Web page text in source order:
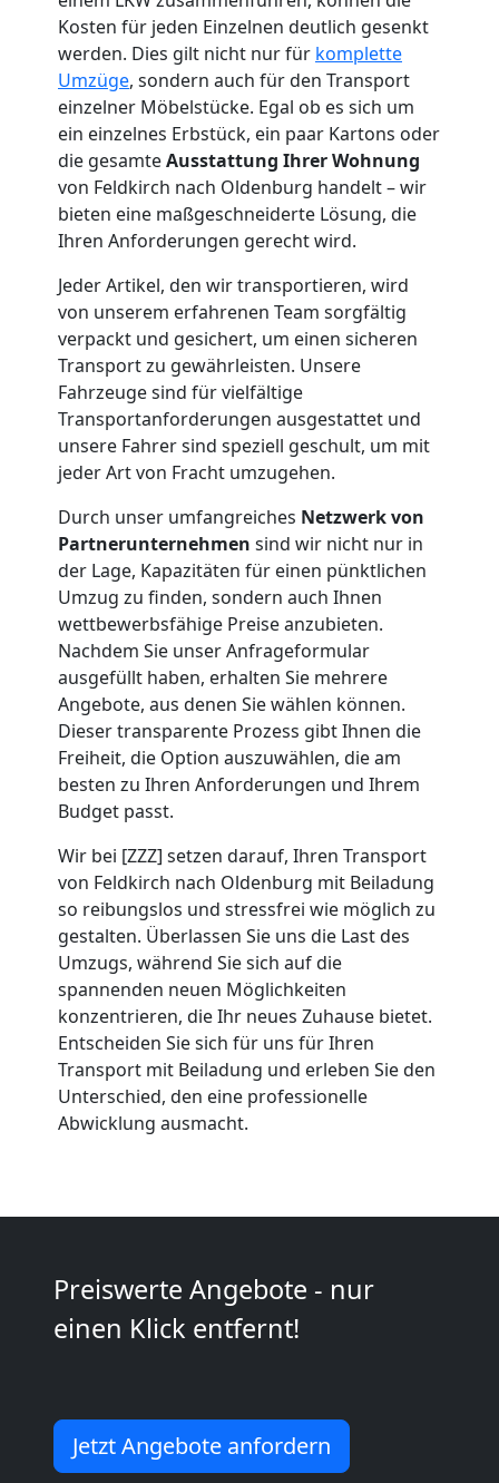
Kosten für jeden Einzelnen deutlich gesenkt
werden. Dies gilt nicht nur für komplette
Umzüge, sondern auch für den Transport
einzelner Möbelstücke. Egal ob es sich um
ein einzelnes Erbstück, ein paar Kartons oder
die gesamteAusstattung Ihrer Wohnung
von Feldkirch nach Oldenburg handelt – wir
bieten eine maßgeschneiderte Lösung, die
Ihren Anforderungen gerecht wird.
Jeder Artikel, den wir transportieren, wird
von unserem erfahrenen Team sorgfältig
verpackt und gesichert, um einen sicheren
Transport zu gewährleisten. Unsere
Fahrzeuge sind für vielfältige
Transportanforderungen ausgestattet und
unsere Fahrer sind speziell geschult, um mit
jeder Art von Fracht umzugehen.
Durch unser umfangreiches Netzwerk von
Partnerunternehmen sind wir nicht nur in
der Lage, Kapazitäten für einen pünktlichen
Umzug zu finden, sondern auch Ihnen
wettbewerbsfähige Preise anzubieten.
Nachdem Sie unser Anfrageformular
ausgefüllt haben, erhalten Sie mehrere
Angebote, aus denen Sie wählen können.
Dieser transparente Prozess gibt Ihnen die
Freiheit, die Option auszuwählen, die am
besten zu Ihren Anforderungen und Ihrem
Budget passt.
Wir bei [ZZZ] setzen darauf, Ihren Transport
von Feldkirch nach Oldenburg mit Beiladung
so reibungslos und stressfrei wie möglich zu
gestalten. Überlassen Sie uns die Last des
Umzugs, während Sie sich auf die
spannenden neuen Möglichkeiten
konzentrieren, die Ihr neues Zuhause bietet.
Entscheiden Sie sich für uns für Ihren
Transport mit Beiladung und erleben Sie den
Unterschied, den eine professionelle
Abwicklung ausmacht.
Preiswerte Angebote - nur
einen Klick entfernt!
Jetzt Angebote anfordern
Möbelmontage
Feldkirch
Möbeltransport
Feldkirch
Beiladung
Feldkirch
Mini
Umzug
Feldkirch
Umzug
Mann
LKW
Feldkirch
Kunsttransport
Feldkirch
Umzug
Feldkirch